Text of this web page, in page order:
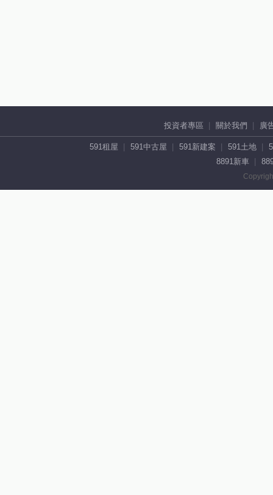
投資者專區 關於我們 廣
591租屋 591中古屋 591新建案 591土地
8891新車